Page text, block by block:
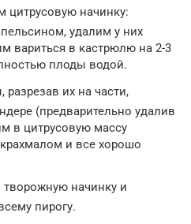
цитрусовую начинку:
удалим у них
вариться в кастрюлю на 2-3
плоды водой.
их на части,
(предварительно удалив
в цитрусовую массу
и все хорошо
начинку и
пирогу.